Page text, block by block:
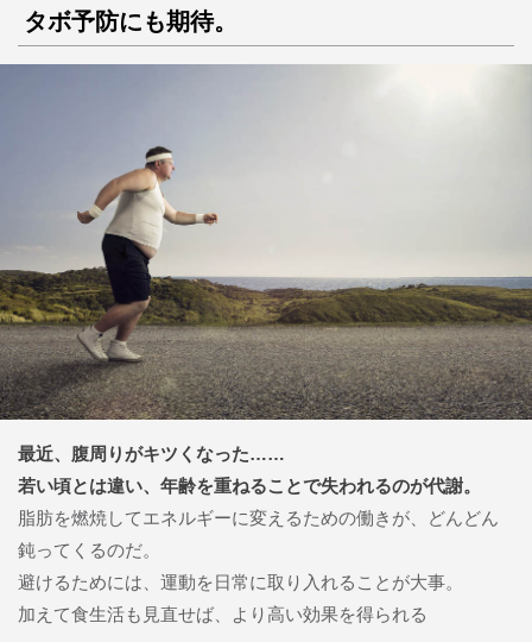
タボ予防にも期待。
最近、腹周りがキツくなった……
若い頃とは違い、年齢を重ねることで失われるのが代謝。
脂肪を燃焼してエネルギーに変えるための働きが、どんどん
鈍ってくるのだ。
避けるためには、運動を日常に取り入れることが大事。
加えて食生活も見直せば、より高い効果を得られる